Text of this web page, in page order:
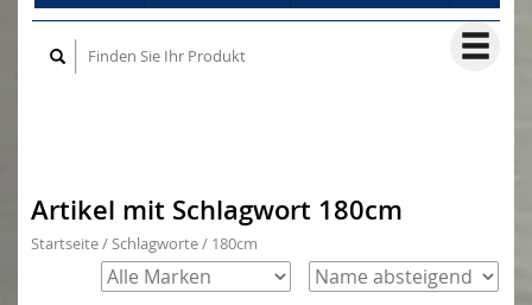
Artikel mit Schlagwort 180cm
Startseite/Schlagworte/ 180cm